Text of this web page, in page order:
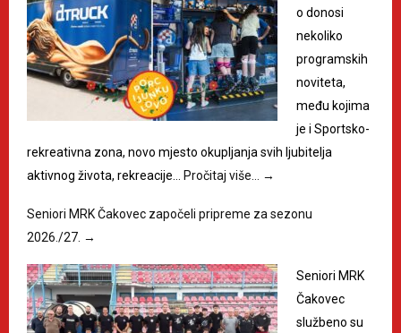
o donosi
nekoliko
programskih
noviteta,
među kojima
je i Sportsko-
rekreativna zona, novo mjesto okupljanja svih ljubitelja
aktivnog života, rekreacije…
Pročitaj više… →
Seniori MRK Čakovec započeli pripreme za sezonu
2026./27. →
Seniori MRK
Čakovec
službeno su